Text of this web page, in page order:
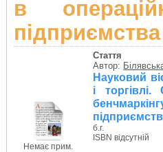
в
Немає прим.
Стаття
Автор:
Науковий
і
б.г.
ISBN відсутній